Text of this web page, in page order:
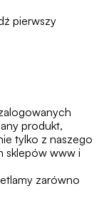
pierwszy
produkt,
tylko z naszego
sklepów www i
zarówno